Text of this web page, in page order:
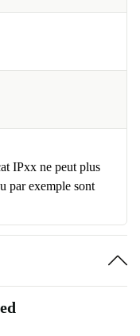
IPxx ne peut plus
par exemple sont